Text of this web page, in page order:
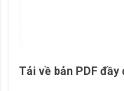
Tải về bản PDF đầy